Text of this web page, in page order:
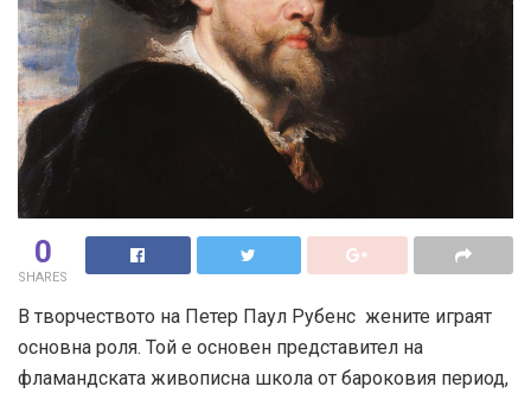
0
SHARES
В творчеството на Петер Паул Рубенс жените играят
основна роля. Той е основен представител на
фламандската живописна школа от бароковия период,